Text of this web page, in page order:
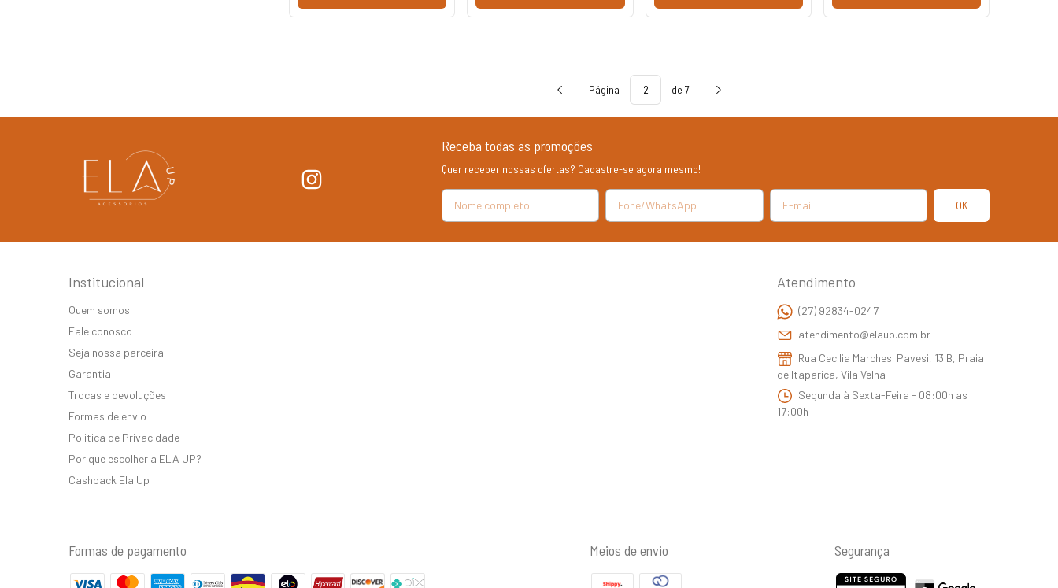
Página de 7
Receba todas as promoções
Quer receber nossas ofertas? Cadastre-se agora mesmo!
Institucional
Quem somos
Fale conosco
Seja nossa parceira
Garantia
Trocas e devoluções
Formas de envio
Politica de Privacidade
Por que escolher a ELA UP?
Cashback Ela Up
Atendimento
(27) 92834-0247
atendimento@elaup.com.br
Rua Cecilia Marchesi Pavesi, 13 B, Praia
de Itaparica, Vila Velha
Segunda à Sexta-Feira - 08:00h as
17:00h
Formas de pagamento Meios de envio Segurança